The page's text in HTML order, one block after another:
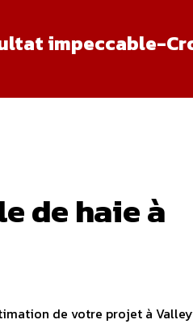
impeccable-
de haie à
de votre projet à